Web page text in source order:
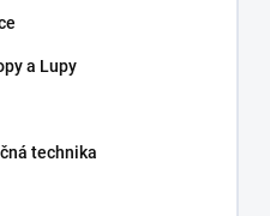
a Lupy
technika